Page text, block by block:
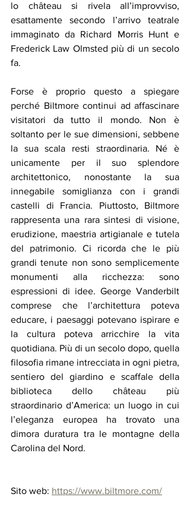
lo château si rivela all’improvviso,
esattamente secondo l’arrivo teatrale
immaginato da Richard Morris Hunt e
Frederick Law Olmsted più di un secolo
fa.
Forse è proprio questo a spiegare
perché Biltmore continui ad affascinare
visitatori da tutto il mondo. Non è
soltanto per le sue dimensioni, sebbene
la sua scala resti straordinaria. Né è
unicamente per il suo splendore
architettonico, nonostante la sua
innegabile somiglianza con i grandi
castelli di Francia. Piuttosto, Biltmore
rappresenta una rara sintesi di visione,
erudizione, maestria artigianale e tutela
del patrimonio. Ci ricorda che le più
grandi tenute non sono semplicemente
monumenti alla ricchezza: sono
espressioni di idee. George Vanderbilt
comprese che l’architettura poteva
educare, i paesaggi potevano ispirare e
la cultura poteva arricchire la vita
quotidiana. Più di un secolo dopo, quella
filosofia rimane intrecciata in ogni pietra,
sentiero del giardino e scaffale della
biblioteca dello château più
straordinario d’America: un luogo in cui
l’eleganza europea ha trovato una
dimora duratura tra le montagne della
Carolina del Nord.
Sito web: https://www.biltmore.com/